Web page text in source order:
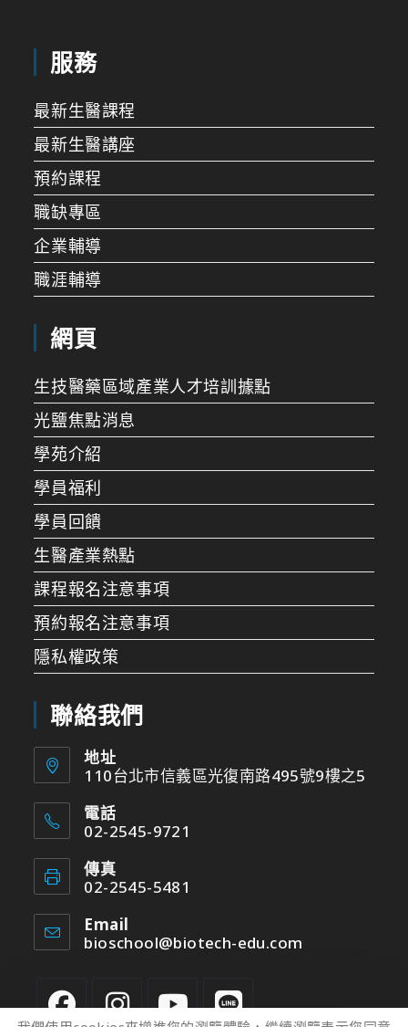
服務
最新生醫課程
最新生醫講座
預約課程
職缺專區
企業輔導
職涯輔導
網頁
生技醫藥區域產業人才培訓據點
光鹽焦點消息
學苑介紹
學員福利
學員回饋
生醫產業熱點
課程報名注意事項
預約報名注意事項
隱私權政策
聯絡我們
地址
110台北市信義區光復南路495號9樓之5
電話
02-2545-9721
傳真
02-2545-5481
Email
bioschool@biotech-edu.com